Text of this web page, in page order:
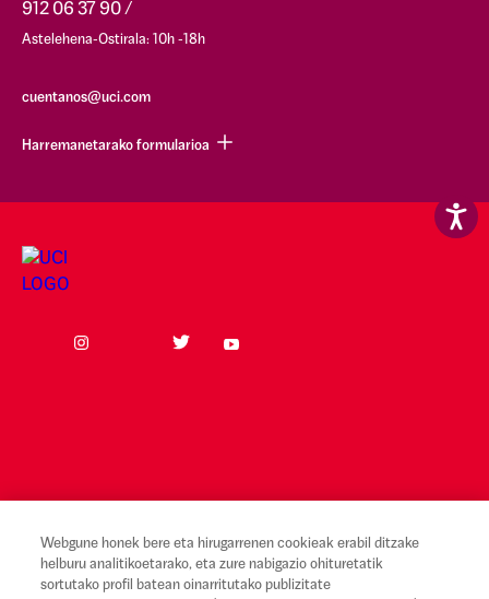
912 06 37 90
Astelehena-Ostirala: 10h -18h
cuentanos@uci.com
Harremanetarako formularioa
Lege-oharra eta erabilera-baldintzak
Webgune honek bere eta hirugarrenen cookieak erabil ditzake
helburu analitikoetarako, eta zure nabigazio ohituretatik
sortutako profil batean oinarritutako publizitate